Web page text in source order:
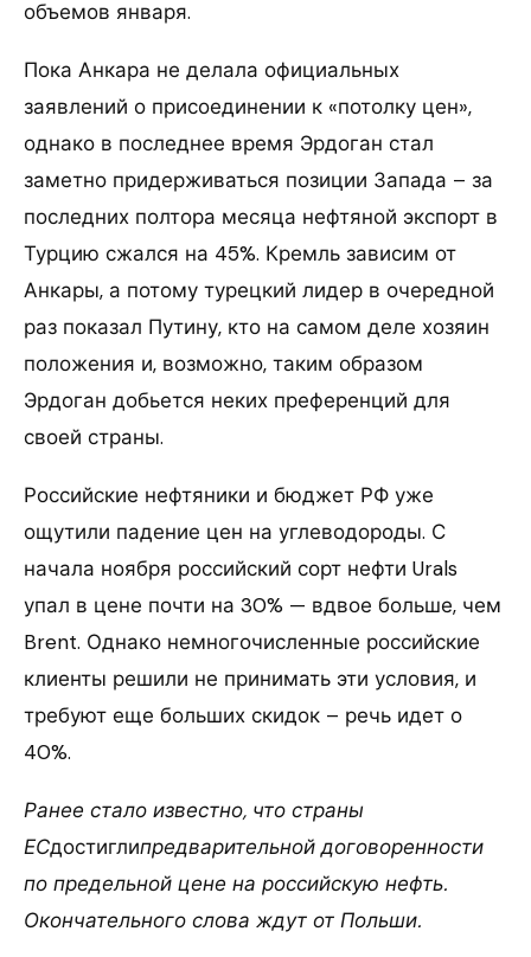
объемов января.
Пока Анкара не делала официальных
заявлений о присоединении к «потолку цен»,
однако в последнее время Эрдоган стал
заметно придерживаться позиции Запада – за
последних полтора месяца нефтяной экспорт в
Турцию сжался на 45%. Кремль зависим от
Анкары, а потому турецкий лидер в очередной
раз показал Путину, кто на самом деле хозяин
положения и, возможно, таким образом
Эрдоган добьется неких преференций для
своей страны.
Российские нефтяники и бюджет РФ уже
ощутили падение цен на углеводороды. С
начала ноября российский сорт нефти Urals
упал в цене почти на 30% — вдвое больше, чем
Brent. Однако немногочисленные российские
клиенты решили не принимать эти условия, и
требуют еще больших скидок – речь идет о
40%.
Ранее стало известно, что страны
ЕСдостиглипредварительной договоренности
по предельной цене на российскую нефть.
Окончательного слова ждут от Польши.